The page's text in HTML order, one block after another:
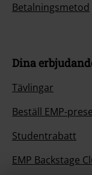
Betalningsmetod
Dina
Tävlingar
Beställ EMP-
Studentrabatt
EMP Backstage